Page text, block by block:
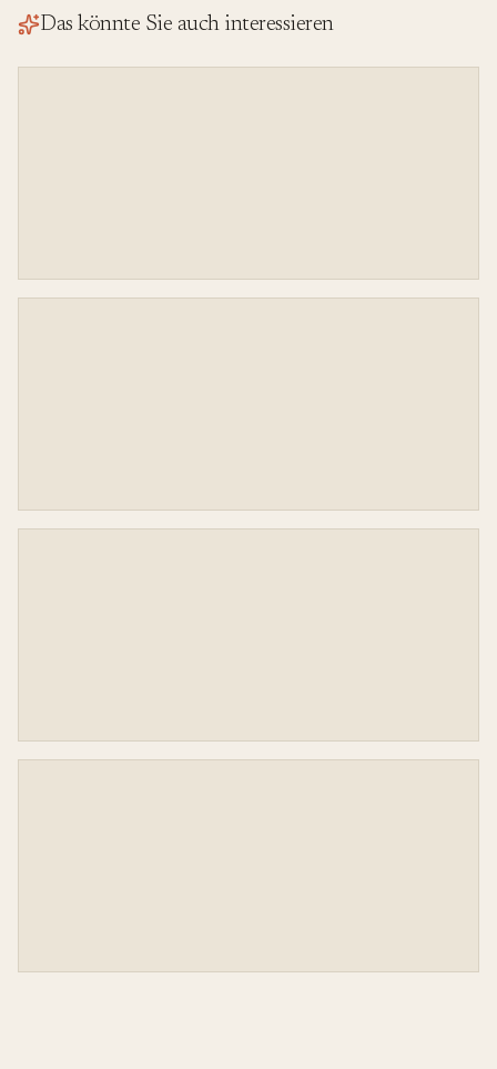
Das könnte Sie auch interessieren